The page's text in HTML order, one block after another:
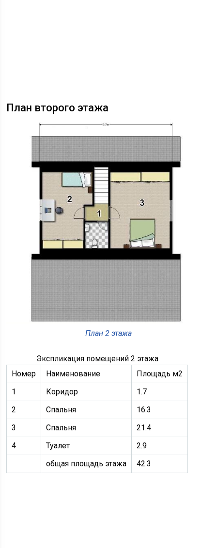
План второго этажа
План 2 этажа
Экспликация помещений 2 этажа
Номер
Наименование
Площадь м2
1
Коридор
1.7
2
Спальня
16.3
3
Спальня
21.4
4
Туалет
2.9
общая площадь этажа
42.3